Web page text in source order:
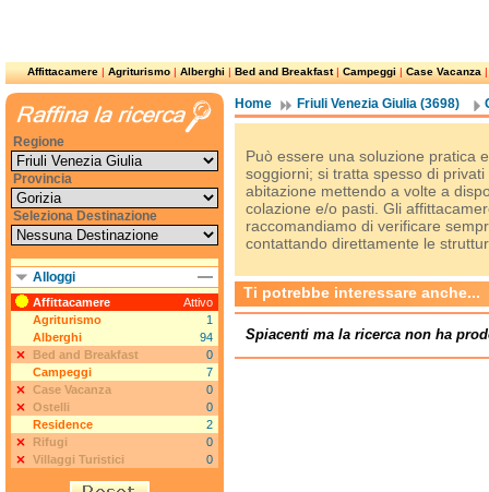
Affittacamere|Agriturismo|Alberghi|Bed and Breakfast|Campeggi|Case Vacanza
Home Friuli Venezia Giulia (3698)
Può essere una soluzione pratica
soggiorni; si tratta spesso di
abitazione mettendo a volte a
colazione e/o pasti. Gli
raccomandiamo di verificare
contattando direttamente le
Ti potrebbe interessare anche...
Spiacenti ma la ricerca non ha
Regione
Provincia
Seleziona Destinazione
Alloggi
Affittacamere
Attivo
Agriturismo
1
Alberghi
94
Bed and Breakfast
0
Campeggi
7
Case Vacanza
0
Ostelli
0
Residence
2
Rifugi
0
Villaggi Turistici
0